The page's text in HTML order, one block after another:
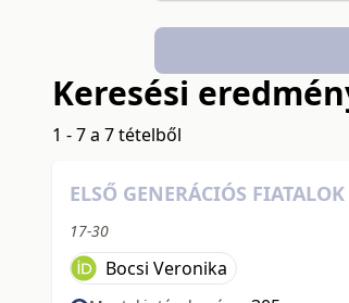
Keresési
1 - 7 a 7 tételből
ELSŐ GENERÁCIÓS
17-30
Bocsi Veronika